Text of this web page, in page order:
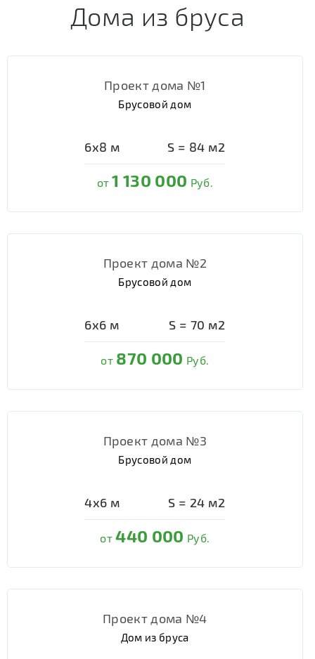
Дома из бруса
Проект дома №1
Брусовой дом
6х8 м S = 84 м2
от1 130 000 Руб.
Проект дома №2
Брусовой дом
6х6 м S = 70 м2
от 870 000 Руб.
Проект дома №3
Брусовой дом
4х6 м S = 24 м2
от440 000 Руб.
Проект дома №4
Дом из бруса